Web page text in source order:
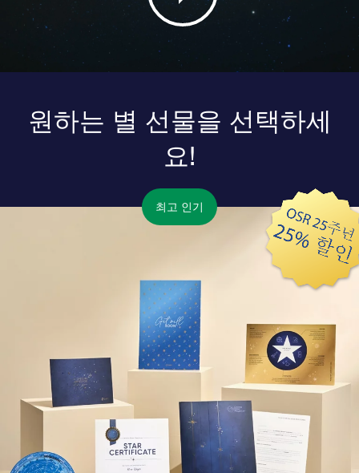
원하는 별 선물을 선택하세
요!
최고 인기